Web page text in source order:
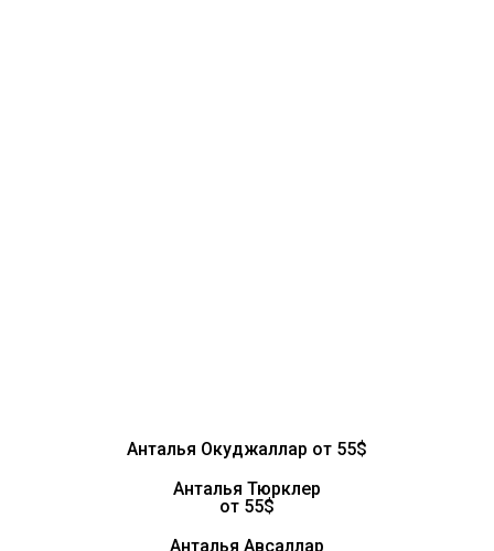
Анталья Окуджаллар от 55$
Анталья Тюрклер
от 55$
Анталья Авсаллар